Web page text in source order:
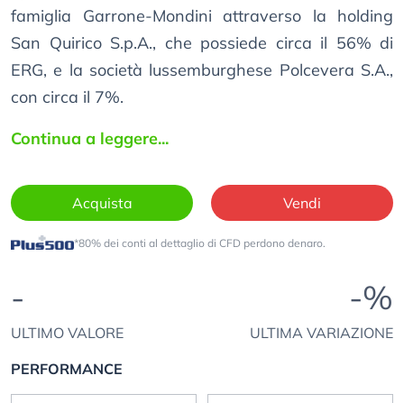
famiglia Garrone-Mondini attraverso la holding
San Quirico S.p.A., che possiede circa il 56% di
ERG, e la società lussemburghese Polcevera S.A.,
con circa il 7%.
Continua a leggere...
Acquista Vendi
*80% dei conti al dettaglio di CFD perdono denaro.
-
ULTIMO VALORE
-%
ULTIMA VARIAZIONE
PERFORMANCE